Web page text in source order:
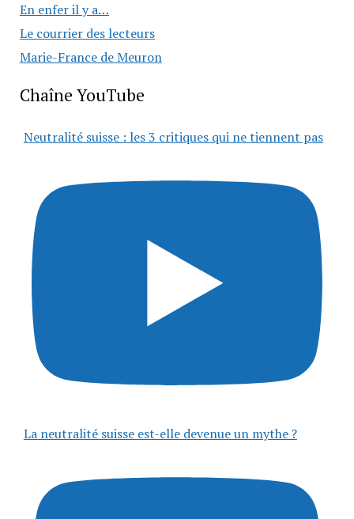
En enfer il y a…
Le courrier des lecteurs
Marie-France de Meuron
Chaîne YouTube
Neutralité suisse : les 3 critiques qui ne tiennent pas
La neutralité suisse est-elle devenue un mythe ?